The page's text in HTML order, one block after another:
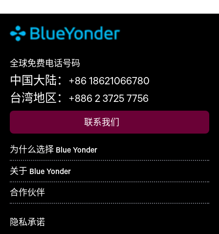
全球免费电话号码
中国大陆：+86 18621066780
台湾地区：+886 2 3725 7756
联系我们
为什么选择 Blue Yonder
关于 Blue Yonder
合作伙伴
隐私承诺